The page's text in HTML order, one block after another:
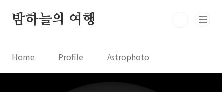
밤하늘의 여행
Home Profile Astrophoto